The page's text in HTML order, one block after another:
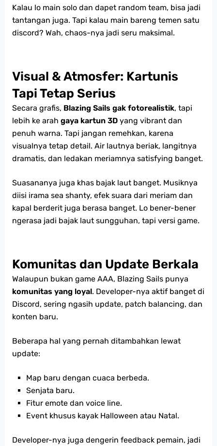
Kalau lo main solo dan dapet random team, bisa jadi
tantangan juga. Tapi kalau main bareng temen satu
discord? Wah, chaos-nya jadi seru maksimal.
Visual & Atmosfer: Kartunis
Tapi Tetap Serius
Secara grafis, Blazing Sails gak fotorealistik, tapi
lebih ke arah gaya kartun 3D yang vibrant dan
penuh warna. Tapi jangan remehkan, karena
visualnya tetap detail. Air lautnya beriak, langitnya
dramatis, dan ledakan meriamnya satisfying banget.
Suasananya juga khas bajak laut banget. Musiknya
diisi irama sea shanty, efek suara dari meriam dan
kapal berderit juga berasa banget. Lo bener-bener
ngerasa jadi bajak laut sungguhan, tapi versi game.
Komunitas dan Update Berkala
Walaupun bukan game AAA, Blazing Sails punya
komunitas yang loyal. Developer-nya aktif banget di
Discord, sering ngasih update, patch balancing, dan
konten baru.
Beberapa hal yang pernah ditambahkan lewat
update:
Map baru dengan cuaca berbeda.
Senjata baru.
Fitur emote dan voice line.
Event khusus kayak Halloween atau Natal.
Developer-nya juga dengerin feedback pemain, jadi